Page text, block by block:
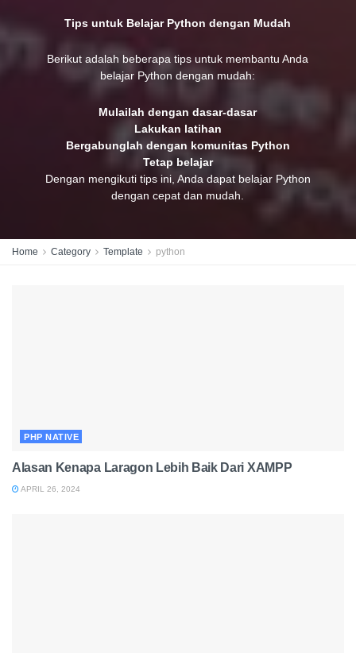
Tips untuk Belajar Python dengan Mudah
Berikut adalah beberapa tips untuk membantu Anda
belajar Python dengan mudah:
Mulailah dengan dasar-dasar
Lakukan latihan
Bergabunglah dengan komunitas Python
Tetap belajar
Dengan mengikuti tips ini, Anda dapat belajar Python
dengan cepat dan mudah.
Home Category Template python
PHP NATIVE
Alasan Kenapa Laragon Lebih Baik Dari XAMPP
APRIL 26, 2024